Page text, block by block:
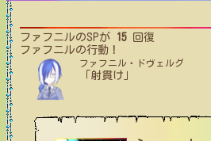
ファフニルのSPが 15 回復
ファフニルの行動！
ファフニル・ドヴェルグ
「射貫け」